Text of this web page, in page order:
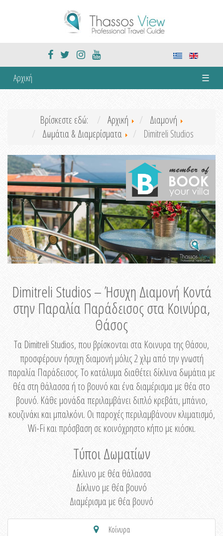
Αρχική ☰
Βρίσκεστε εδώ: Αρχική
Διαμονή
Δωμάτια & Διαμερίσματα
Dimitreli Studios
Dimitreli Studios – Ήσυχη Διαμονή Κοντά
στην Παραλία Παράδεισος στα Κοινύρα,
Θάσος
Τα Dimitreli Studios, που βρίσκονται στα Κοινυρα της Θάσου,
προσφέρουν ήσυχη διαμονή μόλις 2 χλμ από την γνωστή
παραλία Παράδεισος. Το κατάλυμα διαθέτει δίκλινα δωμάτια με
θέα στη θάλασσα ή το βουνό και ένα διαμέρισμα με θέα στο
βουνό. Κάθε μονάδα περιλαμβάνει διπλό κρεβάτι, μπάνιο,
κουζινάκι και μπαλκόνι. Οι παροχές περιλαμβάνουν κλιματισμό,
Wi-Fi και πρόσβαση σε κοινόχρηστο κήπο με κιόσκι.
Τύποι Δωματίων
Δίκλινο με θέα θάλασσα
Δίκλινο με θέα βουνό
Διαμέρισμα με θέα βουνό
Κοίνυρα